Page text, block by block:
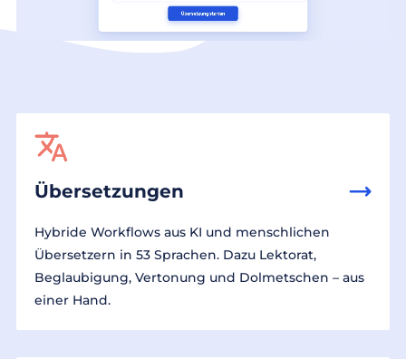
Übersetzungen
Hybride Workflows aus KI und menschlichen
Übersetzern in 53 Sprachen. Dazu Lektorat,
Beglaubigung, Vertonung und Dolmetschen – aus
einer Hand.